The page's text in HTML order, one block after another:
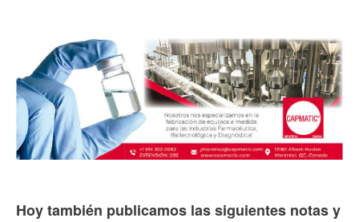
Hoy también publicamos las siguientes notas y